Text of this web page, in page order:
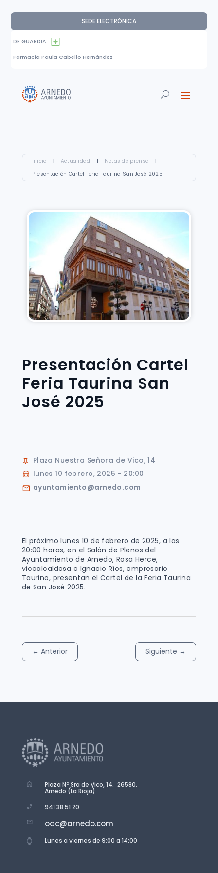
SEDE ELECTRÓNICA
DE GUARDIA
Farmacia Paula Cabello Hernández
Inicio I Actualidad I Notas de prensa
I
Presentación Cartel Feria Taurina San José 2025
Presentación Cartel
Feria Taurina San
José 2025
Plaza Nuestra Señora de Vico, 14
lunes 10 febrero, 2025 - 20:00
ayuntamiento@arnedo.com
El próximo lunes 10 de febrero de 2025, a las
20:00 horas, en el Salón de Plenos del
Ayuntamiento de Arnedo, Rosa Herce,
vicealcaldesa e Ignacio Ríos, empresario
Taurino, presentan el Cartel de la Feria Taurina
de San José 2025.
← Anterior Siguiente →
Plaza Nª Sra de Vico, 14. 26580.
Arnedo (La Rioja)
941 38 51 20
oac@arnedo.com
Lunes a viernes de 9:00 a 14:00